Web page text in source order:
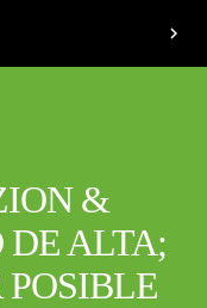
chevron_right
&
ALTA;